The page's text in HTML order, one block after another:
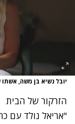
יובל נשיא בן משה,
הזרקור של הבית
"אריאל נולד עם